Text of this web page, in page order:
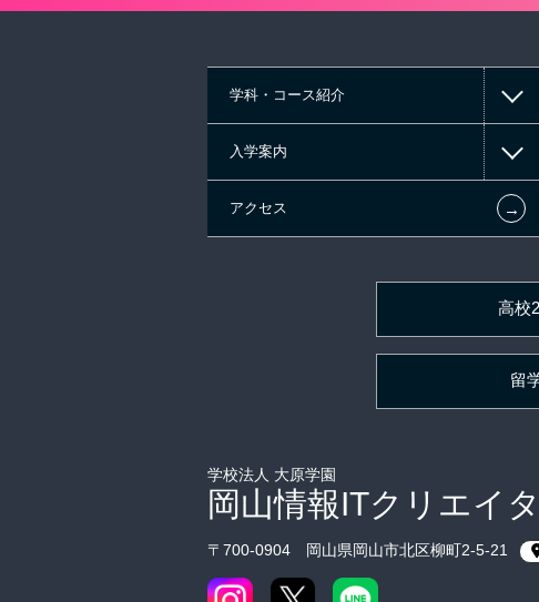
学科・コース紹介
入学案内
アクセス ←
高校
留
学校法人 大原学園
岡山情報ITクリエイ
〒700‐0904 岡山県岡山市北区柳町2-5-21